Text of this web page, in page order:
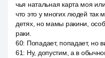
чья натальная карта моя
что это у многих людей так
детях, но мамы ракини,
раки.
60: Попадает, попадает, но
61: Ну, допустим, а в